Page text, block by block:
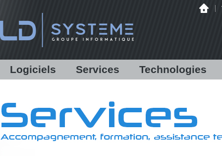
Logiciels
LDPaye
LDNégoce
Modules additionnels
Services
Formations
Support
Assistance en ligne /
Technologies
Infrastructure
Matériels
Hébergement